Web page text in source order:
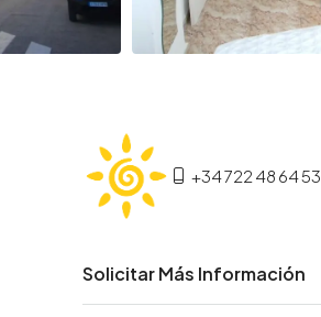
+34 722 48 64 53
Solicitar Más Información